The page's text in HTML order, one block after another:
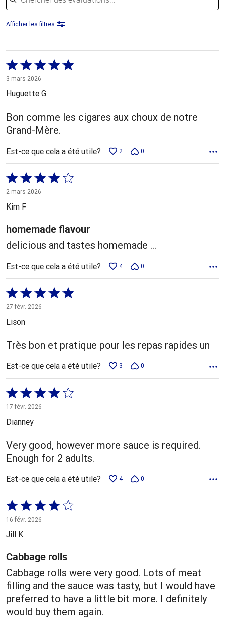
Afficher les filtres
Coté
5 sur
5
3 mars 2026
Huguette G.
Bon comme les cigares aux choux de notre
Grand-Mère.
Est-ce que cela a été utile? 2 0
Coté
4 sur
5
2 mars 2026
Kim F
homemade flavour
delicious and tastes homemade ...
Est-ce que cela a été utile? 4 0
Coté
5 sur
5
27 févr. 2026
Lison
Très bon et pratique pour les repas rapides un
Est-ce que cela a été utile? 3 0
Coté
4 sur
5
17 févr. 2026
Dianney
Very good, however more sauce is required.
Enough for 2 adults.
Est-ce que cela a été utile? 4 0
Coté
4 sur
5
16 févr. 2026
Jill K.
Cabbage rolls
Cabbage rolls were very good. Lots of meat
filling and the sauce was tasty, but I would have
preferred to have a little bit more. I definitely
would buy them again.